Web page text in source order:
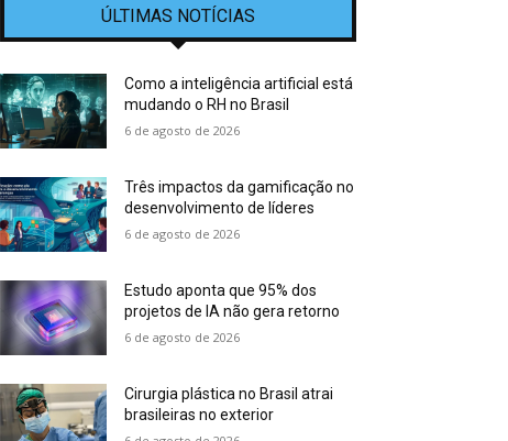
ÚLTIMAS NOTÍCIAS
Como a inteligência artificial está
mudando o RH no Brasil
6 de agosto de 2026
Três impactos da gamificação no
desenvolvimento de líderes
6 de agosto de 2026
Estudo aponta que 95% dos
projetos de IA não gera retorno
6 de agosto de 2026
Cirurgia plástica no Brasil atrai
brasileiras no exterior